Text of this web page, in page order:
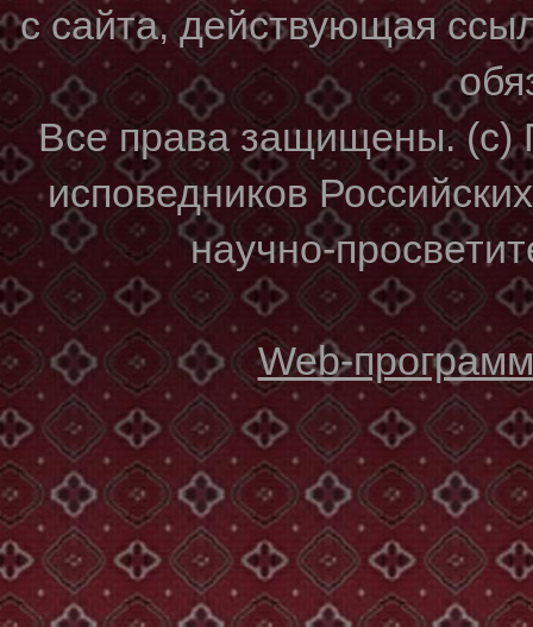
с сайта, действующая
Все права защищены. (с)
исповедников
научно-
Web-